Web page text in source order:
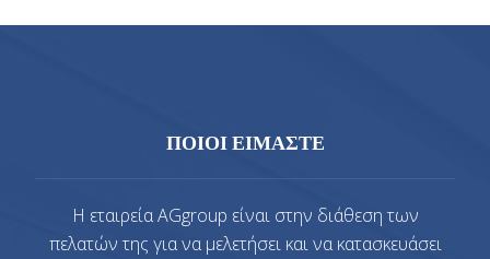
ΠΟΙΟΙ ΕΙΜΑΣΤΕ
Η εταιρεία AGgroup είναι στην διάθεση των
πελατών της για να μελετήσει και να κατασκευάσει